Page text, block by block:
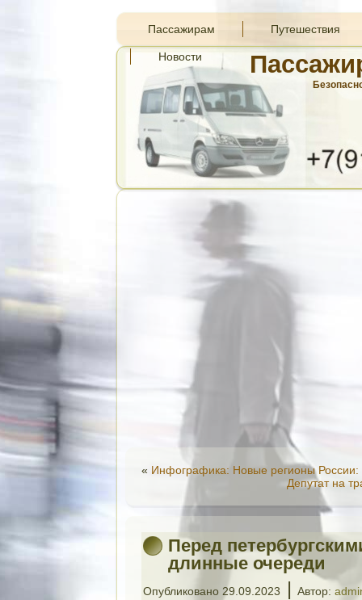
Пассажирам Путешествия
Новости
« Инфографика: Новые регионы
Депутат на
Перед
длинные очереди
Опубликовано 29.09.2023 | Автор: